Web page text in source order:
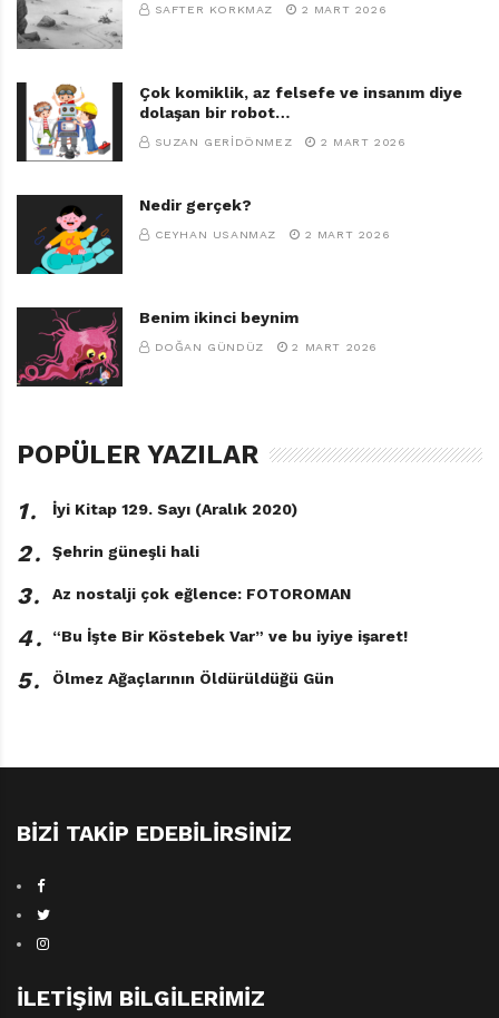
SAFTER KORKMAZ 2 MART 2026
Çok komiklik, az felsefe ve insanım diye
dolaşan bir robot…
SUZAN GERIDÖNMEZ 2 MART 2026
Nedir gerçek?
CEYHAN USANMAZ 2 MART 2026
Benim ikinci beynim
DOĞAN GÜNDÜZ 2 MART 2026
POPÜLER YAZILAR
1․ İyi Kitap 129. Sayı (Aralık 2020)
2․ Şehrin güneşli hali
3․ Az nostalji çok eğlence: FOTOROMAN
4․ “Bu İşte Bir Köstebek Var” ve bu iyiye işaret!
5․ Ölmez Ağaçlarının Öldürüldüğü Gün
BIZI TAKIP EDEBILIRSINIZ
İLETIŞIM BILGILERIMIZ